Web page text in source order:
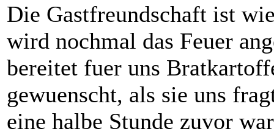
Die Gastfreundschaft ist
wird nochmal das Feuer
bereitet fuer uns
gewuenscht, als sie uns
eine halbe Stunde zuvor